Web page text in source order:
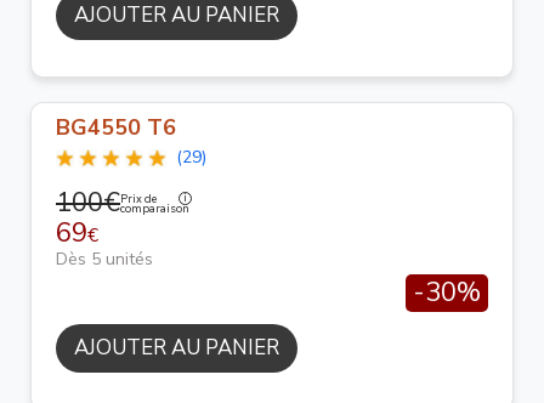
AJOUTER AU PANIER
BG4550 T6
(29)
100€Prix de
comparaison
69€
Dès 5 unités
-30%
AJOUTER AU PANIER